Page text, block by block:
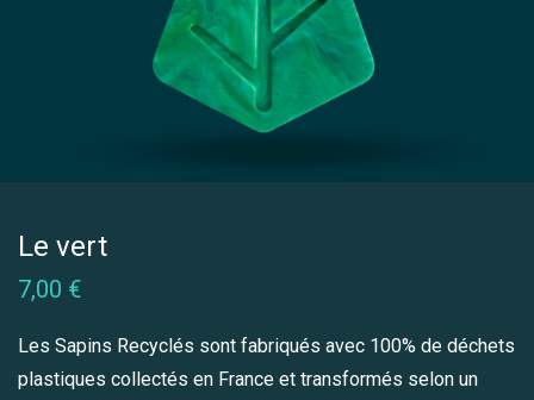
Le vert
7,00 €
Les Sapins Recyclés sont fabriqués avec 100% de déchets
plastiques collectés en France et transformés selon un